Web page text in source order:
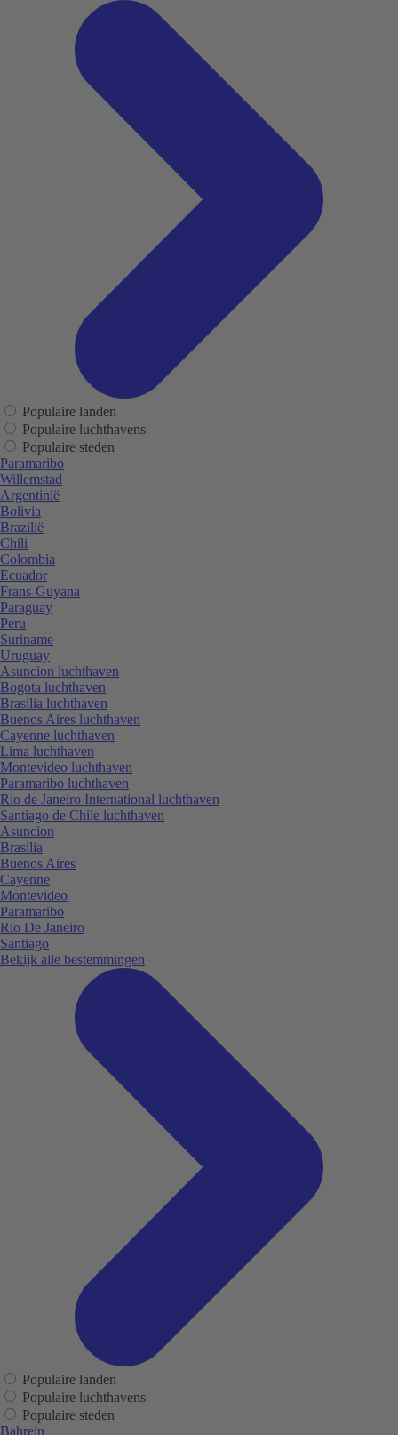
Populaire landen
Populaire luchthavens
Populaire steden
Paramaribo
Willemstad
Argentinië
Bolivia
Brazilië
Chili
Colombia
Ecuador
Frans-Guyana
Paraguay
Peru
Suriname
Uruguay
Asuncion luchthaven
Bogota luchthaven
Brasilia luchthaven
Buenos Aires luchthaven
Cayenne luchthaven
Lima luchthaven
Montevideo luchthaven
Paramaribo luchthaven
Rio de Janeiro International luchthaven
Santiago de Chile luchthaven
Asuncion
Brasilia
Buenos Aires
Cayenne
Montevideo
Paramaribo
Rio De Janeiro
Santiago
Bekijk alle bestemmingen
Populaire landen
Populaire luchthavens
Populaire steden
Bahrein